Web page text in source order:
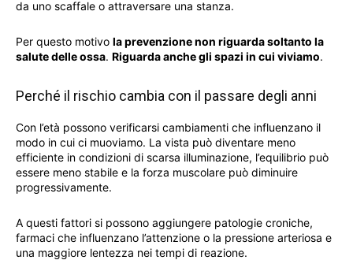
da uno scaffale o attraversare una stanza.
Per questo motivo la prevenzione non riguarda soltanto la
salute delle ossa. Riguarda anche gli spazi in cui viviamo.
Perché il rischio cambia con il passare degli anni
Con l’età possono verificarsi cambiamenti che influenzano il
modo in cui ci muoviamo. La vista può diventare meno
efficiente in condizioni di scarsa illuminazione, l’equilibrio può
essere meno stabile e la forza muscolare può diminuire
progressivamente.
A questi fattori si possono aggiungere patologie croniche,
farmaci che influenzano l’attenzione o la pressione arteriosa e
una maggiore lentezza nei tempi di reazione.